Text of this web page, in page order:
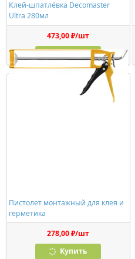
Клей-шпатлёвка Decomaster
Ultra 280мл
473,00 ₽/шт
Купить
Пистолет монтажный для клея и
герметика
278,00 ₽/шт
Купить